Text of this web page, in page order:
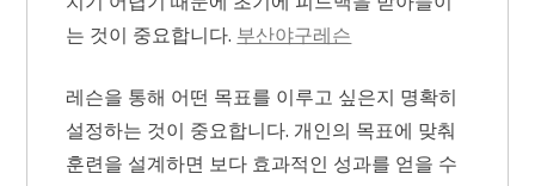
는 것이 중요합니다. 부산야구레슨
레슨을 통해 어떤 목표를 이루고 싶은지 명확히
설정하는 것이 중요합니다. 개인의 목표에 맞춰
훈련을 설계하면 보다 효과적인 성과를 얻을 수